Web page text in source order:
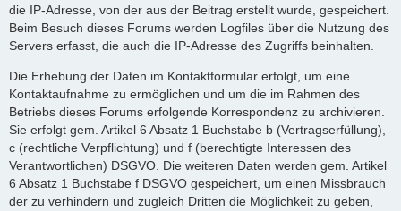
die IP-Adresse, von der aus der Beitrag erstellt wurde, gespeichert.
Beim Besuch dieses Forums werden Logfiles über die Nutzung des
Servers erfasst, die auch die IP-Adresse des Zugriffs beinhalten.
Die Erhebung der Daten im Kontaktformular erfolgt, um eine
Kontaktaufnahme zu ermöglichen und um die im Rahmen des
Betriebs dieses Forums erfolgende Korrespondenz zu archivieren.
Sie erfolgt gem. Artikel 6 Absatz 1 Buchstabe b (Vertragserfüllung),
c (rechtliche Verpflichtung) und f (berechtigte Interessen des
Verantwortlichen) DSGVO. Die weiteren Daten werden gem. Artikel
6 Absatz 1 Buchstabe f DSGVO gespeichert, um einen Missbrauch
der zu verhindern und zugleich Dritten die Möglichkeit zu geben,